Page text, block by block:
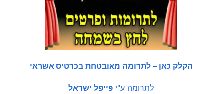
הקלק כאן – לתרומה מאובטחת בכרטיס אשראי
לתרומה ע"י פייפל ישראל